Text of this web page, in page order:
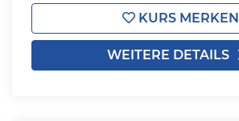
KURS MERKEN
WEITERE DETAILS